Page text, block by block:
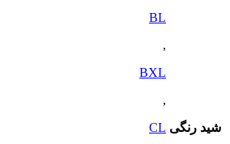
شید رنگی
BL
,
BXL
,
CL